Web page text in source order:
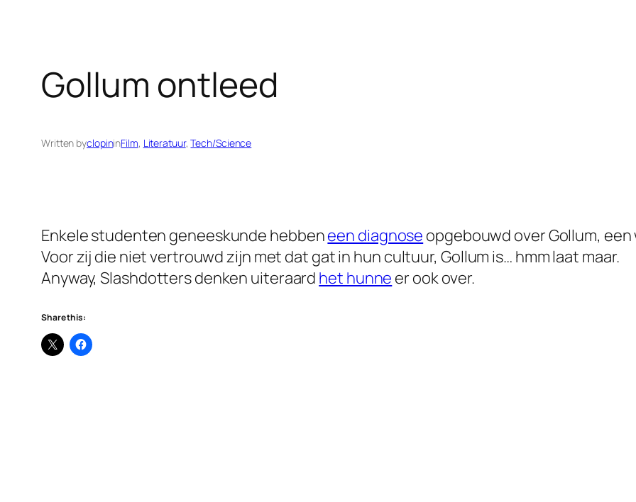
Gollum ontleed
Written byclopininFilm, Literatuur, Tech/Science
Enkele studenten geneeskunde hebbeneen diagnose opgebouwd over Gollum, een
Voor zij die niet vertrouwd zijn met dat gat in hun cultuur, Gollum is… hmm laat maar.
Anyway, Slashdotters denken uiteraard het hunne er ook over.
Share this: